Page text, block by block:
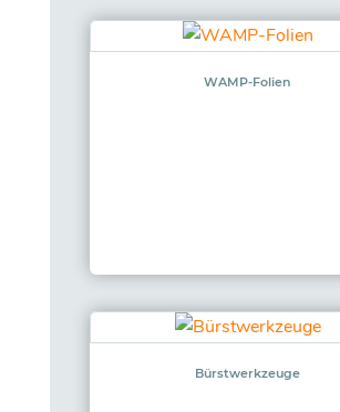
WAMP-Folien
Bürstwerkzeuge